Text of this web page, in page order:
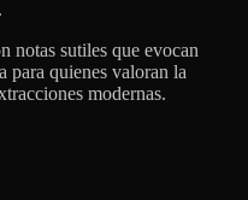
notas sutiles que evocan
para quienes valoran la
modernas.